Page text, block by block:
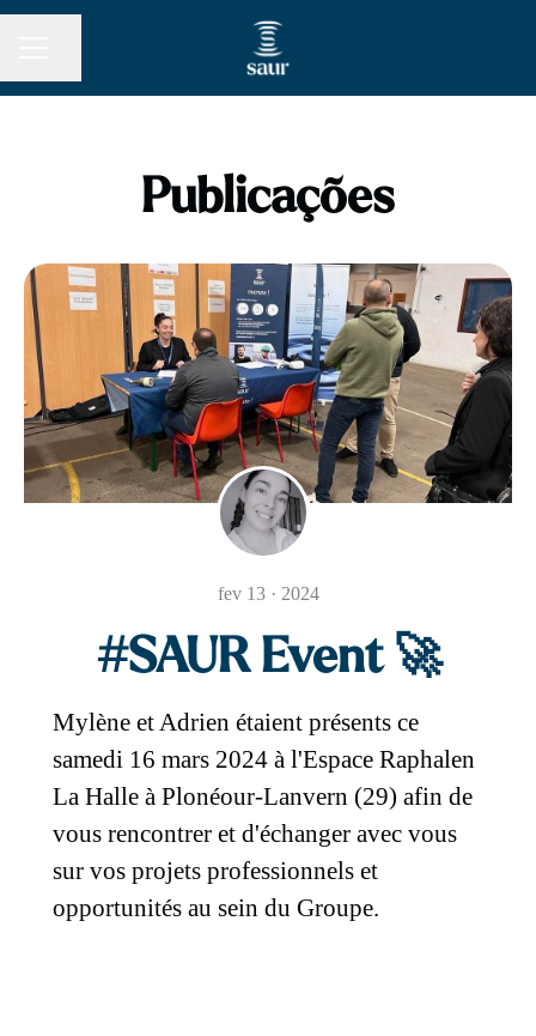
Publicações
fev 13 · 2024
#SAUR Event 🚀
Mylène et Adrien étaient présents ce
samedi 16 mars 2024 à l'Espace Raphalen
La Halle à Plonéour-Lanvern (29) afin de
vous rencontrer et d'échanger avec vous
sur vos projets professionnels et
opportunités au sein du Groupe.